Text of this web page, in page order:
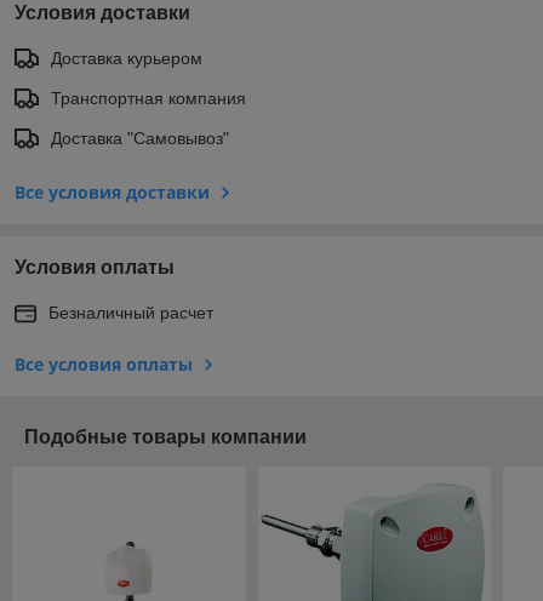
Условия доставки
Доставка курьером
Транспортная компания
Доставка "Самовывоз"
Все условия доставки
Условия оплаты
Безналичный расчет
Все условия оплаты
Подобные товары компании